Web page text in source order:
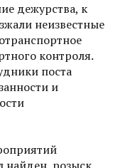
дежурства, к
неизвестные
контроля.
поста
и